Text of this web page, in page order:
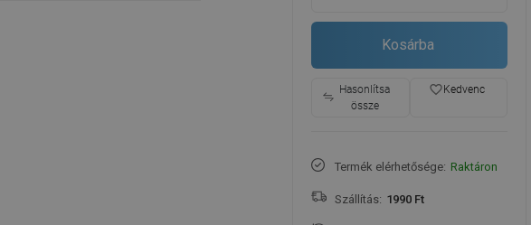
Kosárba
Hasonlítsa
össze
favorite_borderKedvenc
Termék elérhetősége: Raktáron
Szállítás: 1990 Ft